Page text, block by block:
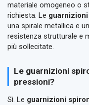
materiale omogeneo o
richiesta. Le
una spirale metallica e
resistenza strutturale e
più sollecitate.
Le guarnizioni
pressioni?
Sì. Le guarnizioni